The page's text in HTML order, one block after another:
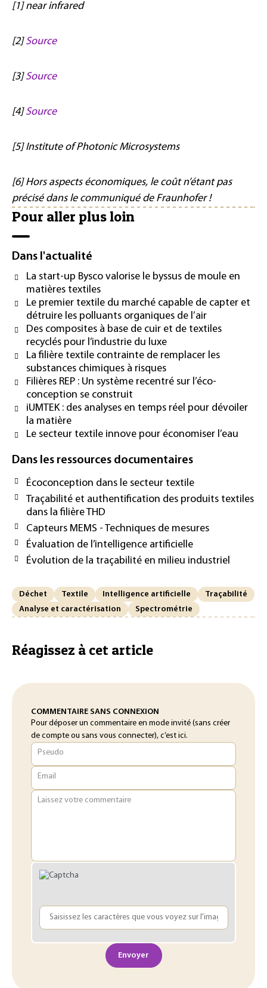
[1] near infrared
[2]Source
[3]Source
[4]Source
[5] Institute of Photonic Microsystems
[6] Hors aspects économiques, le coût n’étant pas
précisé dans le communiqué de Fraunhofer !
Pour aller plus loin
Dans l'actualité
La start-up Bysco valorise le byssus de moule en
matières textiles
Le premier textile du marché capable de capter et
détruire les polluants organiques de l’air
Des composites à base de cuir et de textiles
recyclés pour l’industrie du luxe
La filière textile contrainte de remplacer les
substances chimiques à risques
Filières REP : Un système recentré sur l’éco-
conception se construit
iUMTEK : des analyses en temps réel pour dévoiler
la matière
Le secteur textile innove pour économiser l’eau
Dans les ressources documentaires
Écoconception dans le secteur textile
Traçabilité et authentification des produits textiles
dans la filière THD
Capteurs MEMS - Techniques de mesures
Évaluation de l’intelligence artificielle
Évolution de la traçabilité en milieu industriel
Déchet Textile Intelligence artificielle
Traçabilité
Analyse et caractérisation
Spectrométrie
Réagissez à cet article
COMMENTAIRE SANS CONNEXION
Pour déposer un commentaire en mode invité (sans créer
de compte ou sans vous connecter), c’est ici.
Pseudo
Email
Laissez votre commentaire
Envoyer